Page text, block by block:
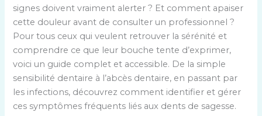
signes doivent vraiment alerter ? Et comment apaiser
cette douleur avant de consulter un professionnel ?
Pour tous ceux qui veulent retrouver la sérénité et
comprendre ce que leur bouche tente d’exprimer,
voici un guide complet et accessible. De la simple
sensibilité dentaire à l’abcès dentaire, en passant par
les infections, découvrez comment identifier et gérer
ces symptômes fréquents liés aux dents de sagesse.